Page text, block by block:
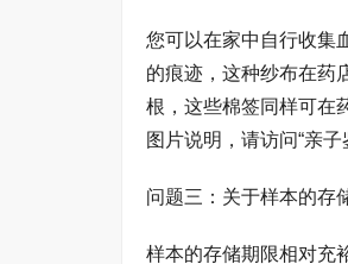
您可以在家中自行收集
的痕迹，这种纱布在药
根，这些棉签同样可在
图片说明，请访问“亲子
问题三：关于样本的存
样本的存储期限相对充